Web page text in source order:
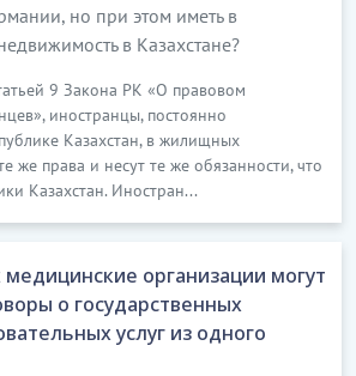
но при этом иметь в
в Казахстане?
9 Закона РК «О правовом
иностранцы, постоянно
Казахстан, в жилищных
же права и несут те же обязанности, что
Казахстан. Иностран...
медицинские организации могут
о государственных
услуг из одного